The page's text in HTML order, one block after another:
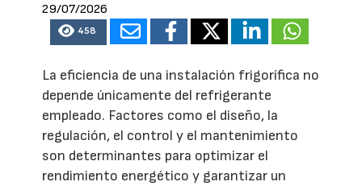
29/07/2026
458
La eficiencia de una instalación frigorífica no
depende únicamente del refrigerante
empleado. Factores como el diseño, la
regulación, el control y el mantenimiento
son determinantes para optimizar el
rendimiento energético y garantizar un